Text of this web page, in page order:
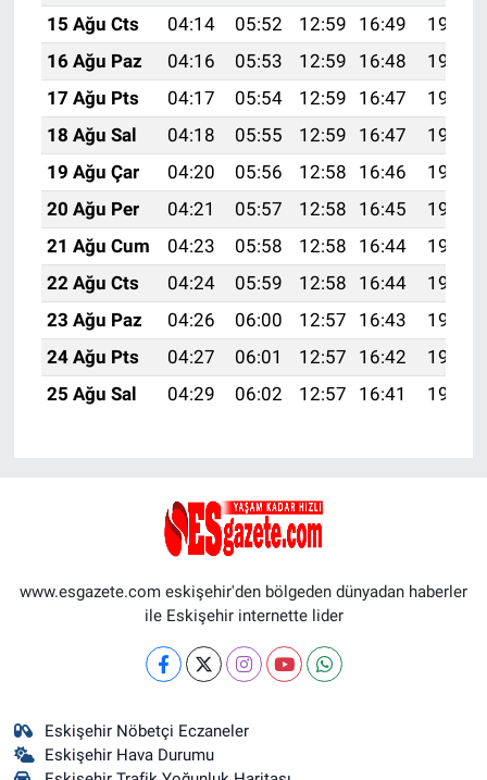
15 Ağu Cts
04:14 05:52 12:59 16:49
19:57
16 Ağu Paz
04:16 05:53 12:59 16:48
19:55
17 Ağu Pts
04:17 05:54 12:59 16:47
19:54
18 Ağu Sal
04:18 05:55 12:59 16:47
19:52
19 Ağu Çar
04:20 05:56 12:58 16:46
19:51
20 Ağu Per
04:21 05:57 12:58 16:45
19:50
21 Ağu Cum
04:23 05:58 12:58 16:44
19:48
22 Ağu Cts
04:24 05:59 12:58 16:44
19:47
23 Ağu Paz
04:26 06:00 12:57 16:43
19:45
24 Ağu Pts
04:27 06:01 12:57 16:42
19:43
25 Ağu Sal
04:29 06:02 12:57 16:41 19:42
www.esgazete.com eskişehir'den bölgeden dünyadan haberler
ile Eskişehir internette lider
Eskişehir Nöbetçi Eczaneler
Eskişehir Hava Durumu